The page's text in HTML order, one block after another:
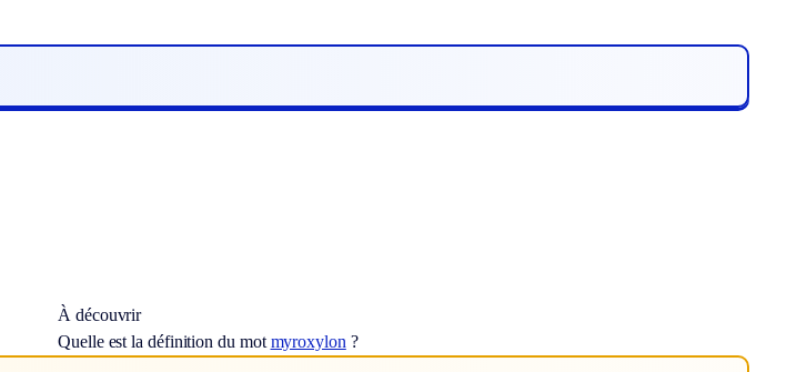
À découvrir
Quelle est la définition du mot myroxylon ?